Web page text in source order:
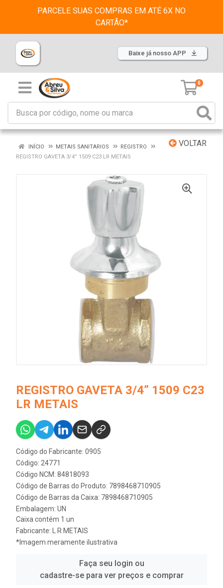
PARCELE SUAS COMPRAS EM ATÉ 6X NO
CARTÃO*
Baixe já nosso APP
0
VOLTAR
INÍCIO METAIS SANITARIOS
REGISTRO
REGISTRO GAVETA 3/4” 1509 C23 LR METAIS
REGISTRO GAVETA 3/4” 1509 C23
LR METAIS
Código do Fabricante: 0905
Código: 24771
Código NCM: 84818093
Código de Barras do Produto: 7898468710905
Código de Barras da Caixa: 7898468710905
Embalagem: UN
Caixa contém 1 un
Fabricante:
L R METAIS
*Imagem meramente ilustrativa
Faça seu login ou
cadastre-se para ver preços e comprar